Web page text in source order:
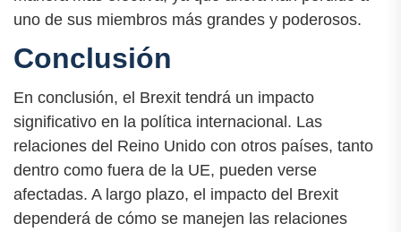
uno de sus miembros más grandes y poderosos.
Conclusión
En conclusión, el Brexit tendrá un impacto
significativo en la política internacional. Las
relaciones del Reino Unido con otros países, tanto
dentro como fuera de la UE, pueden verse
afectadas. A largo plazo, el impacto del Brexit
dependerá de cómo se manejen las relaciones